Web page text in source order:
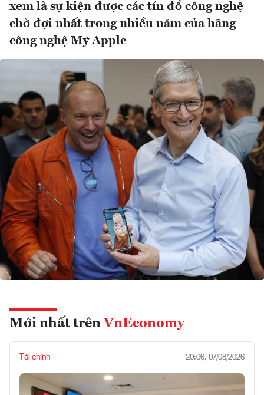
xem là sự kiện được các tín đồ công nghệ
chờ đợi nhất trong nhiều năm của hãng
công nghệ Mỹ Apple
Mới nhất trên VnEconomy
Tài chính 20:06, 07/08/2026